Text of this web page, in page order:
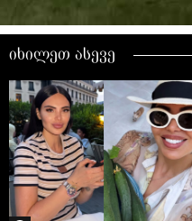
იხილეთ ასევე